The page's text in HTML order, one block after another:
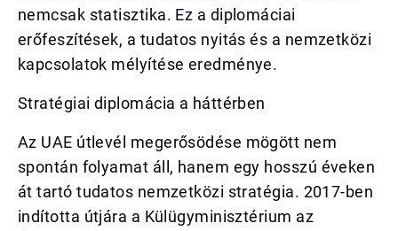
nemcsak statisztika. Ez a diplomáciai
erőfeszítések, a tudatos nyitás és a nemzetközi
kapcsolatok mélyítése eredménye.
Stratégiai diplomácia a háttérben
Az UAE útlevél megerősödése mögött nem
spontán folyamat áll, hanem egy hosszú éveken
át tartó tudatos nemzetközi stratégia. 2017-ben
indította útjára a Külügyminisztérium az